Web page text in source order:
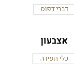
דברי דפוס
אצבעון
כלי תפירה